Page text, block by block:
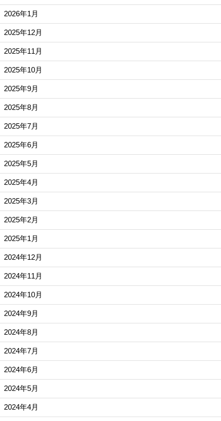
2026年1月
2025年12月
2025年11月
2025年10月
2025年9月
2025年8月
2025年7月
2025年6月
2025年5月
2025年4月
2025年3月
2025年2月
2025年1月
2024年12月
2024年11月
2024年10月
2024年9月
2024年8月
2024年7月
2024年6月
2024年5月
2024年4月